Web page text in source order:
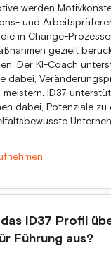
werden
und
in Change-
gezielt
Der KI-Coach
dabei,
meistern. ID37
dabei, Potenziale zu
ID37 Profil
Führung aus?